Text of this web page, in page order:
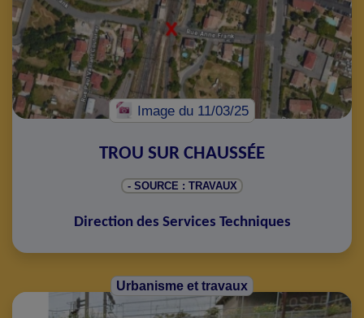
Image du 11/03/25
TROU SUR CHAUSSÉE
- SOURCE : TRAVAUX
Direction des Services Techniques
Urbanisme et travaux